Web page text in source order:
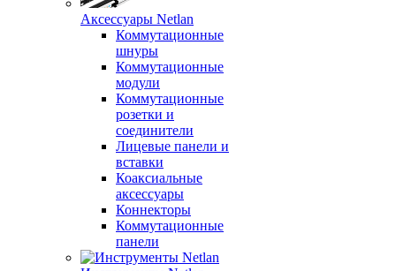
Аксессуары Netlan
Коммутационные
шнуры
Коммутационные
модули
Коммутационные
розетки и
соединители
Лицевые панели и
вставки
Коаксиальные
аксессуары
Коннекторы
Коммутационные
панели